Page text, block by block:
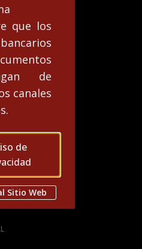
que los
de
canales
de
Sitio Web